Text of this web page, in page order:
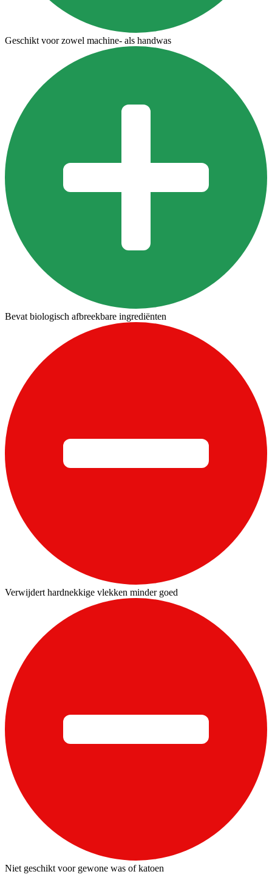
Geschikt voor zowel machine- als handwas
Bevat biologisch afbreekbare ingrediënten
Verwijdert hardnekkige vlekken minder goed
Niet geschikt voor gewone was of katoen